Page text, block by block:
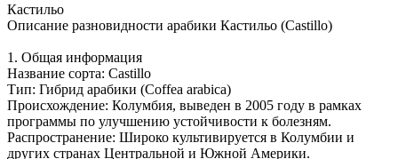
Кастильо
Описание разновидности арабики Кастильо (Castillo)
1. Общая информация
Название сорта: Castillo
Тип: Гибрид арабики (Coffea arabica)
Происхождение: Колумбия, выведен в 2005 году в рамках
программы по улучшению устойчивости к болезням.
Распространение: Широко культивируется в Колумбии и
других странах Центральной и Южной Америки.